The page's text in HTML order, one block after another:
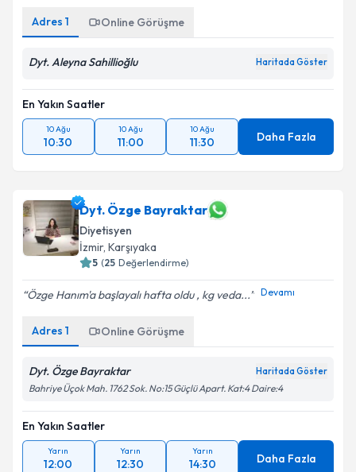
Adres 1 Online Görüşme
Dyt. Aleyna Sahillioğlu Haritada Göster
En Yakın Saatler
10 Ağu
10:30
10 Ağu
11:00
10 Ağu
11:30 Daha Fazla
Dyt. Özge Bayraktar
Diyetisyen
İzmir, Karşıyaka
5 (25 Değerlendirme)
Özge Hanım'a başlayalı hafta oldu , kg veda... Devamı
Adres 1 Online Görüşme
Dyt. Özge Bayraktar Haritada Göster
Bahriye Üçok Mah. 1762 Sok. No:15 Güçlü Apart. Kat:4 Daire:4
En Yakın Saatler
Yarın
12:00
Yarın
12:30
Yarın
14:30 Daha Fazla